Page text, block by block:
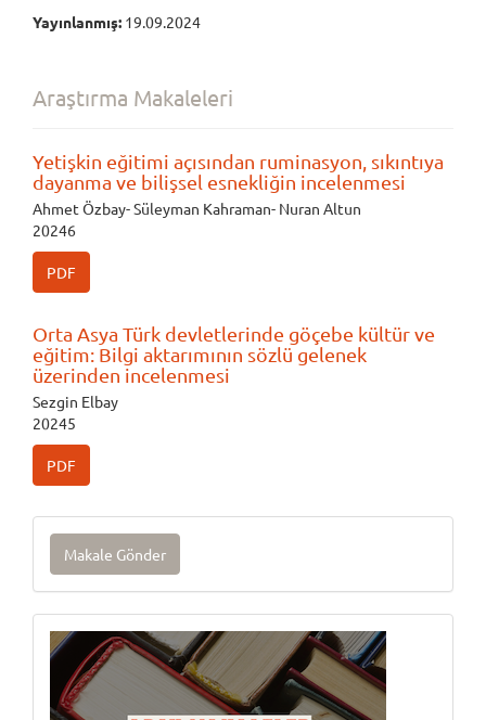
Yayınlanmış: 19.09.2024
Araştırma Makaleleri
Yetişkin eğitimi açısından ruminasyon, sıkıntıya
dayanma ve bilişsel esnekliğin incelenmesi
Ahmet Özbay- Süleyman Kahraman- Nuran Altun
20246
PDF
Orta Asya Türk devletlerinde göçebe kültür ve
eğitim: Bilgi aktarımının sözlü gelenek
üzerinden incelenmesi
Sezgin Elbay
20245
PDF
Makale
Gönder
Makale Gönder
Onlinebasım